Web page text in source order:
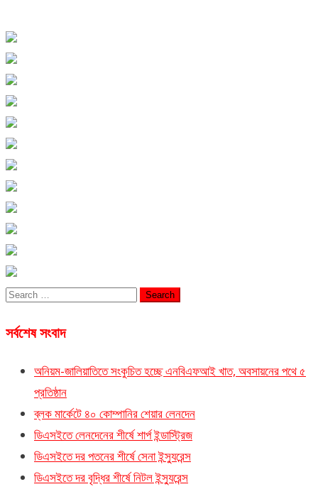
Search
সর্বশেষ সংবাদ
অনিয়ম-জালিয়াতিতে সংকুচিত হচ্ছে এনবিএফআই খাত, অবসায়নের পথে ৫
প্রতিষ্ঠান
ব্লক মার্কেটে ৪০ কোম্পানির শেয়ার লেনদেন
ডিএসইতে লেনদেনের শীর্ষে শার্প ইন্ডাস্ট্রিজ
ডিএসইতে দর পতনের শীর্ষে সেনা ইন্স্যুরেন্স
ডিএসইতে দর বৃদ্ধির শীর্ষে নিটল ইন্স্যুরেন্স